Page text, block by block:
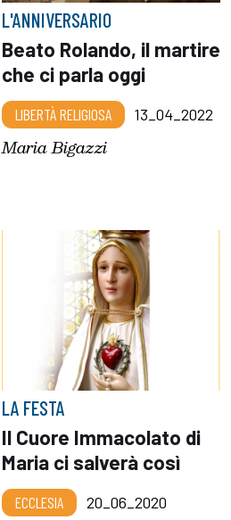
L'ANNIVERSARIO
Beato Rolando, il martire
che ci parla oggi
LIBERTÀ RELIGIOSA 13_04_2022
Maria Bigazzi
LA FESTA
Il Cuore Immacolato di
Maria ci salverà così
ECCLESIA 20_06_2020